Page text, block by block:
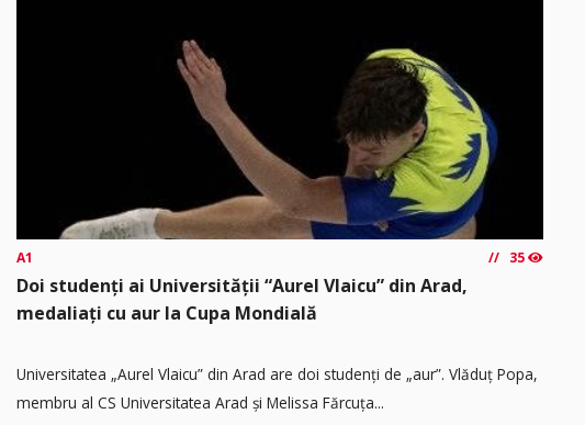
A1 35
Doi studenți ai Universității “Aurel Vlaicu” din Arad,
medaliați cu aur la Cupa Mondială
Universitatea „Aurel Vlaicu” din Arad are doi studenți de „aur”. Vlăduț Popa,
membru al CS Universitatea Arad și Melissa Fărcuța...